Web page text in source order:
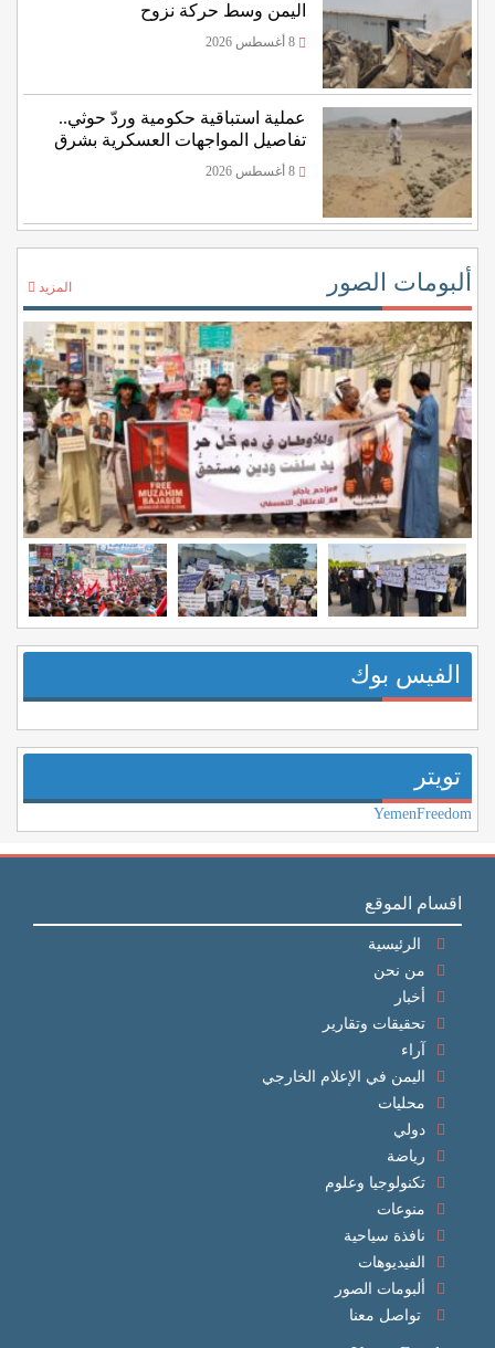
اليمن وسط حركة نزوح
8 أغسطس 2026
عملية استباقية حكومية وردّ حوثي..
تفاصيل المواجهات العسكرية بشرق
اليمن8 أغسطس 2026
ألبومات الصور المزيد
الفيس بوك
تويتر
YemenFreedom
اقسام الموقع
الرئيسية
من نحن
أخبار
تحقيقات وتقارير
آراء
اليمن في الإعلام الخارجي
محليات
دولي
رياضة
تكنولوجيا وعلوم
منوعات
نافذة سياحية
الفيديوهات
ألبومات الصور
تواصل معنا